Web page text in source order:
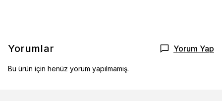
Yorumlar Yorum Yap
Bu ürün için henüz yorum yapılmamış.